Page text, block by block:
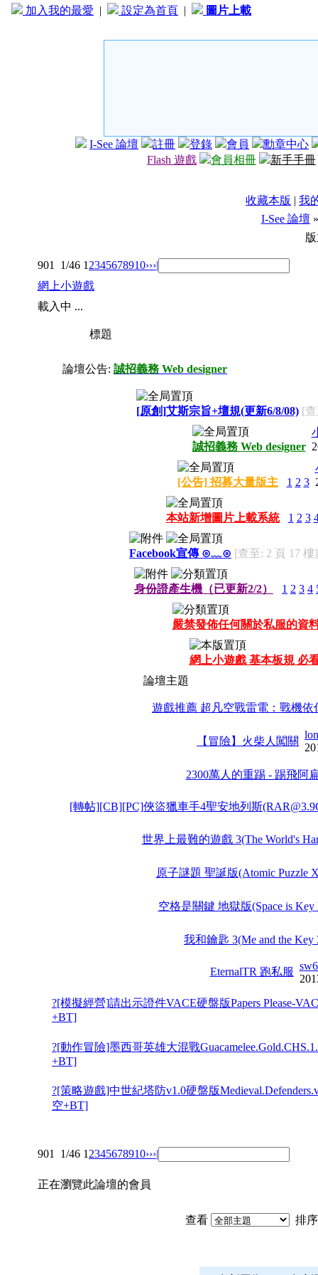
加入我的最愛 | 設定為首頁 | 圖片上載
I-See 論壇 註冊 登錄 會員
勳章中心
Flash 遊戲
會員相冊 新手手冊
收藏本版 | 我
I-See 論壇
901 1/46 1 2345678910›››|
網上小遊戲
載入中 ...
標題
論壇公告: 誠招義務 Web designer
[原創]艾斯宗旨+壇規(更新6/8/08) [
誠招義務 Web designer
[公告] 招募大量版主 1 2 3
本站新增圖片上載系統 1 2 3
Facebook宣傳 ⊙﹏⊙ [查至: 2 頁 17 樓]
身份證產生機（已更新2/2） 1 2 3 4
嚴禁發佈任何關於私服的資
網上小遊戲 基本板規 必
論壇主題
遊戲推薦 超凡空戰雷電：戰機依
【冒險】火柴人闖關
2300萬人的重踢 - 踢飛阿
[轉帖][CB][PC]俠盜獵車手4聖安地列斯
世界上最難的遊戲 3(The World's
原子謎題 聖誕版(Atomic Puzzle
空格是關鍵 地獄版(Space is Key
我和鑰匙 3(Me and the Key
EternalTR 跑私服
?[模擬經營]請出示證件VACE硬盤版Papers Please-
+BT]
?[動作冒險]墨西哥英雄大混戰
+BT]
?[策略遊戲]中世紀塔防v1.0硬盤版
空+BT]
901 1/46 1 2345678910›››|
正在瀏覽此論壇的會員
查看 排